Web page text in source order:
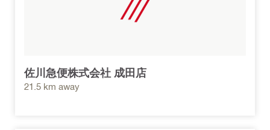
佐川急便株式会社 成田店
21.5 km away